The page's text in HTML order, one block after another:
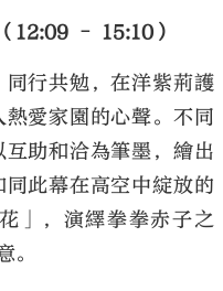
12:09 – 15:10）
同行共勉，在洋紫荊護
愛家園的心聲。不同
助和洽為筆墨，繪出
此幕在高空中綻放的
」，演繹拳拳赤子之
。